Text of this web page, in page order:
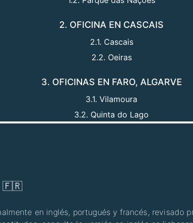
2. OFICINA EN CASCAIS
2.1. Cascais
2.2. Oeiras
3. OFICINAS EN FARO, ALGARVE
3.1. Vilamoura
3.2. Quinta do Lago
🇫🇷
en inglés, portugués y francés, revisado